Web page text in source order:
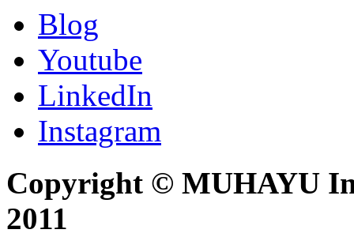
Blog
Youtube
LinkedIn
Instagram
Copyright © MUHAYU
2011